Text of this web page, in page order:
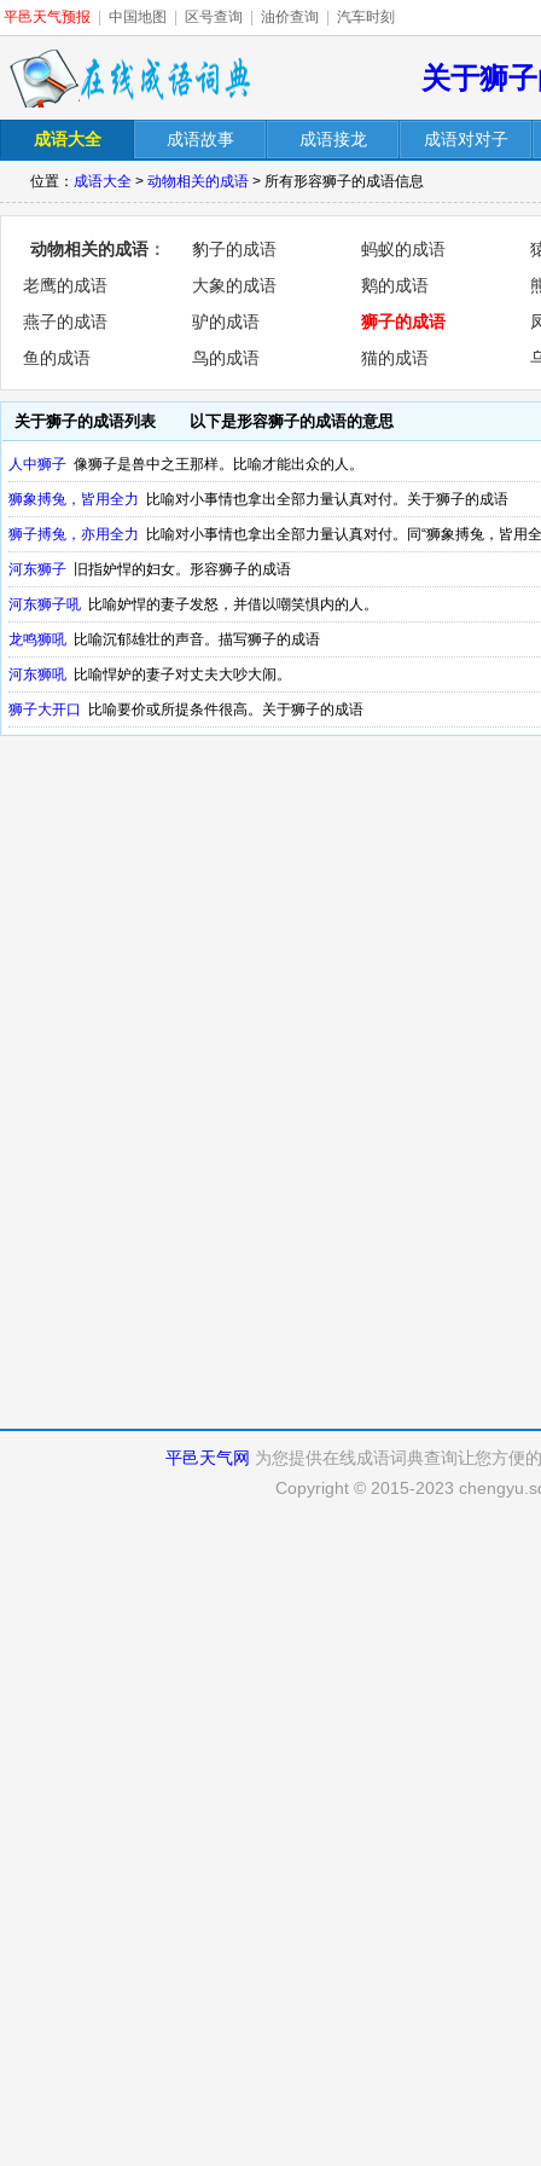
平邑天气预报 中国地图 区号查询 油价查询 汽车时刻
关于狮
成语大全 成语故事 成语接龙 成语对对子
位置： 成语大全 > 动物相关的成语 > 所有形容狮子的成语信息
动物相关的成语 ： 豹子的成语 蚂蚁的成语
老鹰的成语
大象的成语 鹅的成语
燕子的成语
驴的成语 狮子的成语
鱼的成语
鸟的成语 猫的成语
关于狮子的成语列表 以下是形容狮子的成语的意思
人中狮子 像狮子是兽中之王那样。比喻才能出众的人。
狮象搏兔，皆用全力 比喻对小事情也拿出全部力量认真对付。关于狮子的成语
狮子搏兔，亦用全力 比喻对小事情也拿出全部力量认真对付。同“狮象搏兔，皆用
河东狮子 旧指妒悍的妇女。形容狮子的成语
河东狮子吼 比喻妒悍的妻子发怒，并借以嘲笑惧内的人。
龙鸣狮吼 比喻沉郁雄壮的声音。描写狮子的成语
河东狮吼 比喻悍妒的妻子对丈夫大吵大闹。
狮子大开口 比喻要价或所提条件很高。关于狮子的成语
平邑天气网 为您提供在线成语词典查询让您方便
Copyright © 2015-2023